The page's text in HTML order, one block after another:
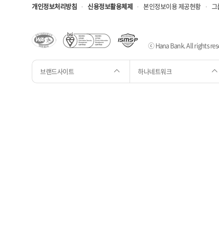
개인정보처리방침
신용정보활용체제 본인정보이용 제공현황 그
ⓒ Hana Bank. All rights
브랜드사이트 하나네트워크